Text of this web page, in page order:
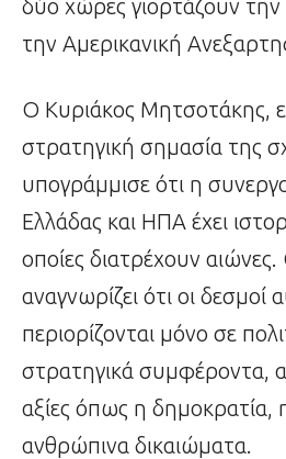
δύο χώρες γιορτάζουν την
την Αμερικανική
Ο Κυριάκος Μητσοτάκης,
στρατηγική σημασία της
υπογράμμισε ότι η
Ελλάδας και ΗΠΑ έχει
οποίες διατρέχουν
αναγνωρίζει ότι οι δεσμοί
περιορίζονται μόνο σε
στρατηγικά συμφέροντα,
αξίες όπως η δημοκρατία,
ανθρώπινα δικαιώματα.